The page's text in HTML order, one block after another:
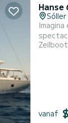
Hanse
Sóller
van de zee te
Zeilboot
vanaf